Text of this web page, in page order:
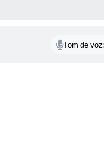
Tom de voz: